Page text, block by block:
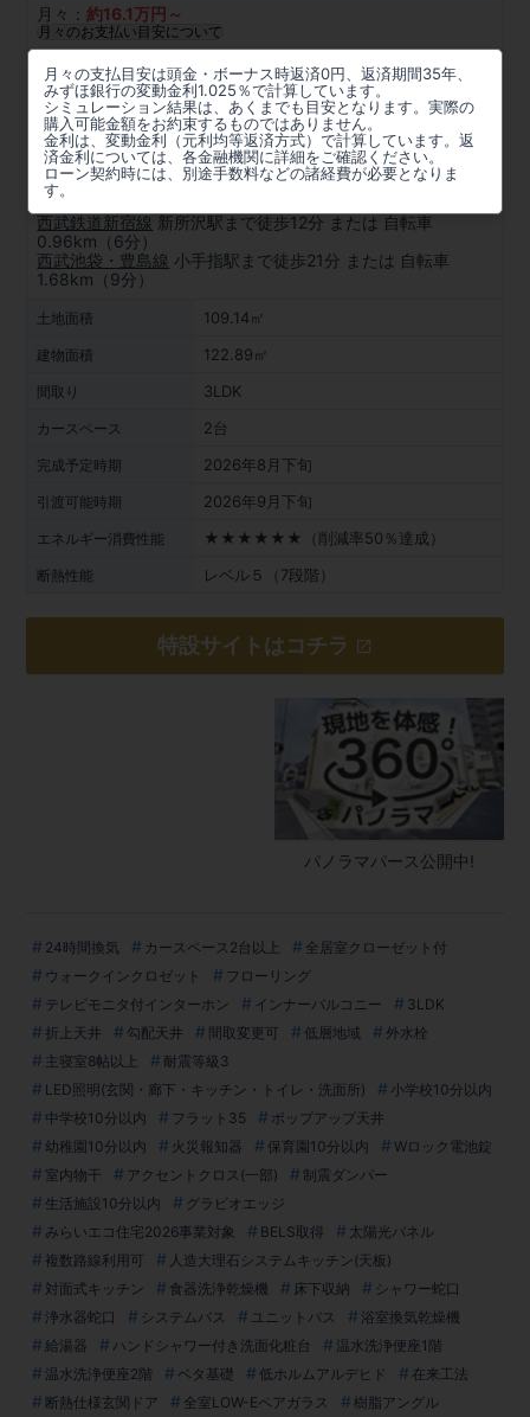
月々：約16.1万円～
月々のお支払い目安について
月々の支払目安は頭金・ボーナス時返済0円、返済期間35年、
みずほ銀行の変動金利1.025％で計算しています。
シミュレーション結果は、あくまでも目安となります。実際の
購入可能金額をお約束するものではありません。
金利は、変動金利（元利均等返済方式）で計算しています。返
済金利については、各金融機関に詳細をご確認ください。
ローン契約時には、別途手数料などの諸経費が必要となりま
す。
所在地
埼玉県所沢市向陽町2104番94(地番)
周辺マップを見る
アクセス
西武鉄道新宿線 新所沢駅まで徒歩12分 または 自転車
0.96km（6分）
西武池袋・豊島線 小手指駅まで徒歩21分 または 自転車
1.68km（9分）
土地面積 109.14㎡
建物面積 122.89㎡
間取り 3LDK
カースペース 2台
完成予定時期 2026年8月下旬
引渡可能時期 2026年9月下旬
エネルギー消費性能 ★★★★★★（削減率50％達成）
断熱性能 レベル５（7段階）
24時間換気 カースペース2台以上
全居室クローゼット付
ウォークインクロゼット
フローリング
テレビモニタ付インターホン
インナーバルコニー
3LDK
折上天井
勾配天井 間取変更可 低層地域
外水栓
主寝室8帖以上
耐震等級3
LED照明(玄関・廊下・キッチン・トイレ・洗面所)
小学校10分以内
中学校10分以内
フラット35
ポップアップ天井
幼稚園10分以内
火災報知器 保育園10分以内
Wロック電池錠
室内物干
アクセントクロス(一部)
制震ダンパー
生活施設10分以内
グラビオエッジ
みらいエコ住宅2026事業対象
BELS取得
太陽光パネル
複数路線利用可
人造大理石システムキッチン(天板)
対面式キッチン
食器洗浄乾燥機 床下収納
シャワー蛇口
浄水器蛇口
システムバス ユニットバス
浴室換気乾燥機
給湯器
ハンドシャワー付き洗面化粧台
温水洗浄便座1階
温水洗浄便座2階
ベタ基礎 低ホルムアルデヒド
在来工法
断熱仕様玄関ドア
全室LOW-Eペアガラス
樹脂アングル
特設サイトはコチラ
パノラマパース公開中!